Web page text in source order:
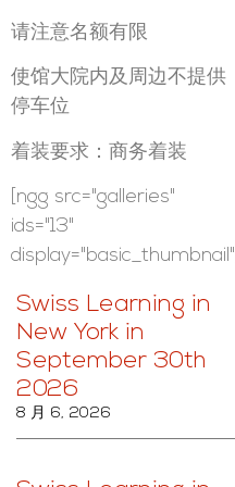
请注意名额有限
使馆大院内及周边不提供
停车位
着装要求：商务着装
[ngg src="galleries"
ids="13"
display="basic_thumbnail"]
Swiss Learning in
New York in
September 30th
2026
8 月 6, 2026